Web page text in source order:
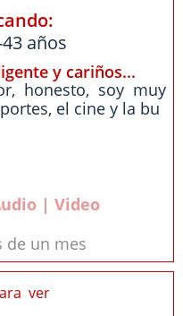
años
y cariños...
honesto, soy muy
el cine y la bu
| Video
de un mes